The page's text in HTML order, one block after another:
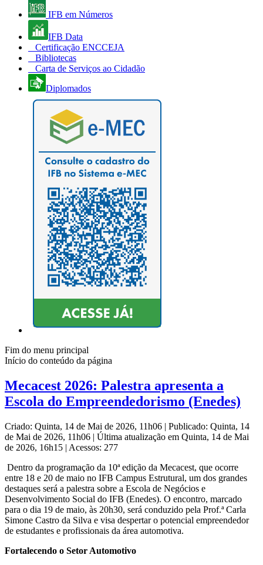
IFB em Números
IFB Data
Certificação ENCCEJA
Bibliotecas
Carta de Serviços ao Cidadão
Diplomados
Fim do menu principal
Início do conteúdo da página
Mecacest 2026: Palestra apresenta a
Escola do Empreendedorismo (Enedes)
Criado: Quinta, 14 de Mai de 2026, 11h06 | Publicado: Quinta, 14
de Mai de 2026, 11h06 | Última atualização em Quinta, 14 de Mai
de 2026, 16h15 | Acessos: 277
Dentro da programação da 10ª edição da Mecacest, que ocorre
entre 18 e 20 de maio no IFB Campus Estrutural, um dos grandes
destaques será a palestra sobre a Escola de Negócios e
Desenvolvimento Social do IFB (Enedes). O encontro, marcado
para o dia 19 de maio, às 20h30, será conduzido pela Prof.ª Carla
Simone Castro da Silva e visa despertar o potencial empreendedor
de estudantes e profissionais da área automotiva.
Fortalecendo o Setor Automotivo